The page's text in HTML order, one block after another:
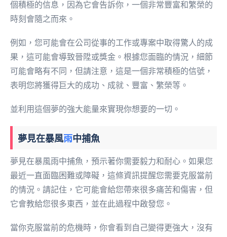
個積極的信息，因為它會告訴你，一個非常豐富和繁榮的
時刻會隨之而來。
例如，您可能會在公司從事的工作或專案中取得驚人的成
果，這可能會導致晉陞或獎金。根據您面臨的情況，細節
可能會略有不同，但請注意，這是一個非常積極的信號，
表明您將獲得巨大的成功、成就、豐富、繁榮等。
並利用這個夢的強大能量來實現你想要的一切。
夢見在暴風雨中捕魚
夢見在暴風雨中捕魚，預示著你需要毅力和耐心。如果您
最近一直面臨困難或障礙，這條資訊提醒您需要克服當前
的情況。請記住，它可能會給您帶來很多痛苦和傷害，但
它會教給您很多東西，並在此過程中啟發您。
當你克服當前的危機時，你會看到自己變得更強大，沒有